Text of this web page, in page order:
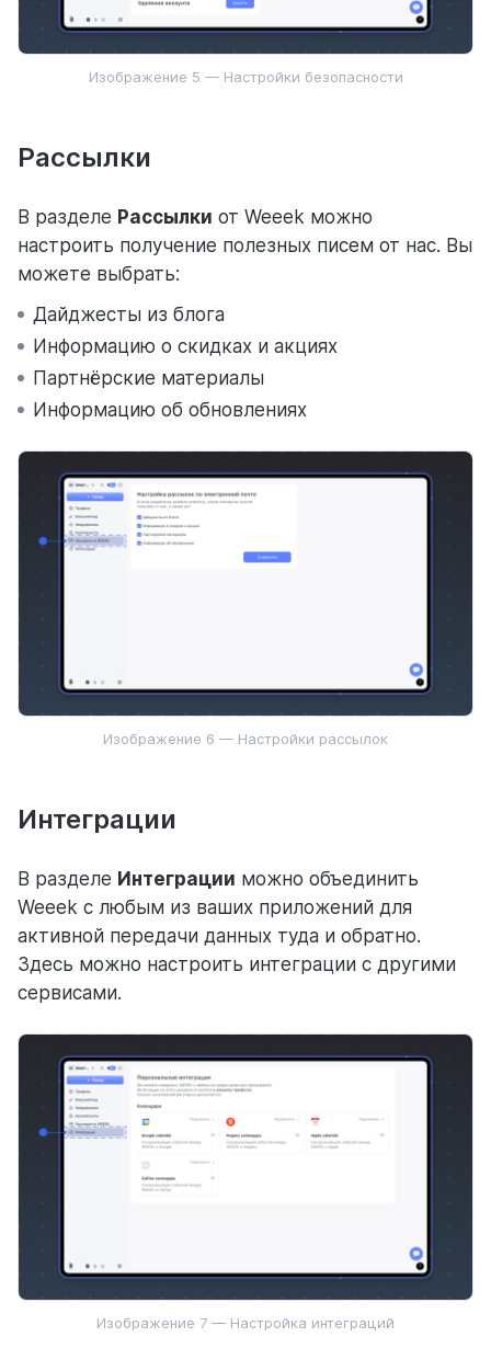
Изображение 5 — Настройки безопасности
Рассылки
В разделе Рассылки от Weeek можно
настроить получение полезных писем от нас. Вы
можете выбрать:
Дайджесты из блога
Информацию о скидках и акциях
Партнёрские материалы
Информацию об обновлениях
Изображение 6 — Настройки рассылок
Интеграции
В разделе Интеграции можно объединить
Weeek с любым из ваших приложений для
активной передачи данных туда и обратно.
Здесь можно настроить интеграции с другими
сервисами.
Изображение 7 — Настройка интеграций